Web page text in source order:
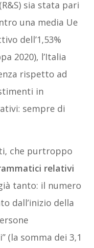
sia stata pari
una media Ue
dell’1,53%
2020), l’Italia
rispetto ad
in
sempre di
che purtroppo
relativi
tanto: il numero
dall’inizio della
(la somma dei 3,1